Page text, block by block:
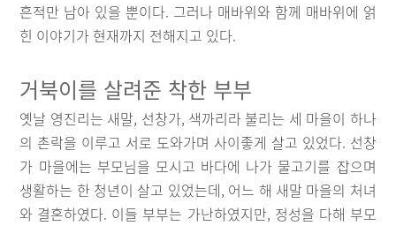
흔적만 남아 있을 뿐이다. 그러나 매바위와 함께 매바위에 얽
힌 이야기가 현재까지 전해지고 있다.
거북이를 살려준 착한 부부
옛날 영진리는 새말, 선창가, 색까리라 불리는 세 마을이 하나
의 촌락을 이루고 서로 도와가며 사이좋게 살고 있었다. 선창
가 마을에는 부모님을 모시고 바다에 나가 물고기를 잡으며
생활하는 한 청년이 살고 있었는데, 어느 해 새말 마을의 처녀
와 결혼하였다. 이들 부부는 가난하였지만, 정성을 다해 부모